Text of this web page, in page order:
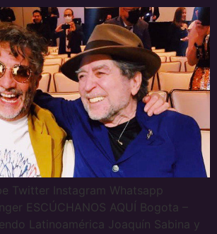
Twitter Instagram Whatsapp
ESCÚCHANOS AQUÍ Bogota –
Latinoamérica Joaquín Sabina y